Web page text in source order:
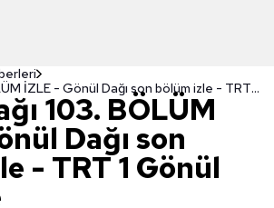
Gönül Dağı 103. BÖLÜM İZLE - Gönül Dağı son bölüm izle - TRT 1 Gönül Dağı izle
103. BÖLÜM
Dağı son
- TRT 1 Gönül